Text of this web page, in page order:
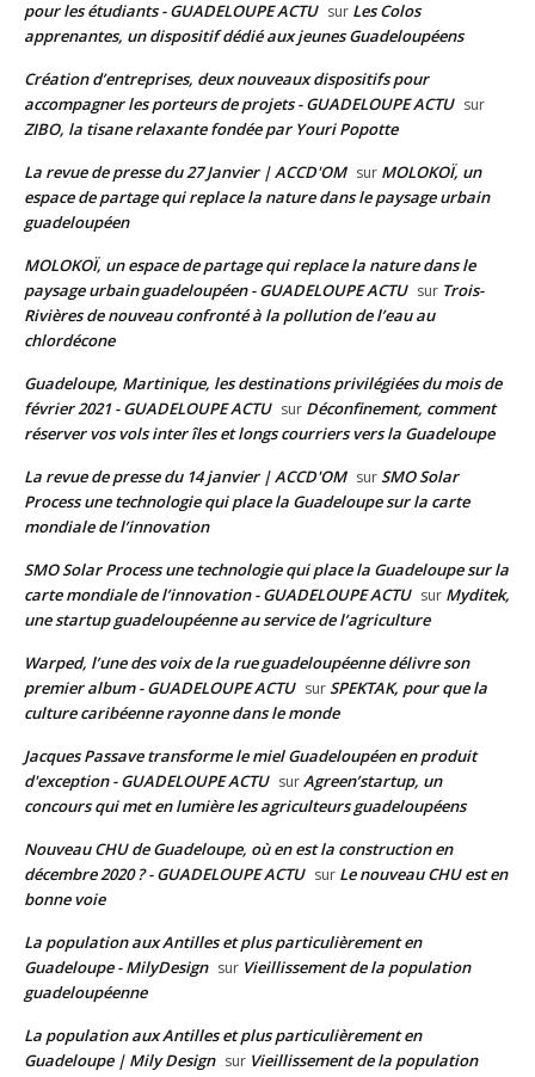
pour les étudiants - GUADELOUPE ACTU sur Les Colos
apprenantes, un dispositif dédié aux jeunes Guadeloupéens
Création d’entreprises, deux nouveaux dispositifs pour
accompagner les porteurs de projets - GUADELOUPE ACTU sur
ZIBO, la tisane relaxante fondée par Youri Popotte
La revue de presse du 27 Janvier | ACCD'OM sur MOLOKOÏ, un
espace de partage qui replace la nature dans le paysage urbain
guadeloupéen
MOLOKOÏ, un espace de partage qui replace la nature dans le
paysage urbain guadeloupéen - GUADELOUPE ACTU sur Trois-
Rivières de nouveau confronté à la pollution de l’eau au
chlordécone
Guadeloupe, Martinique, les destinations privilégiées du mois de
février 2021 - GUADELOUPE ACTU sur Déconfinement, comment
réserver vos vols inter îles et longs courriers vers la Guadeloupe
La revue de presse du 14 janvier | ACCD'OM surSMO Solar
Process une technologie qui place la Guadeloupe sur la carte
mondiale de l’innovation
SMO Solar Process une technologie qui place la Guadeloupe sur la
carte mondiale de l’innovation - GUADELOUPE ACTU sur Myditek,
une startup guadeloupéenne au service de l’agriculture
Warped, l’une des voix de la rue guadeloupéenne délivre son
premier album - GUADELOUPE ACTU surSPEKTAK, pour que la
culture caribéenne rayonne dans le monde
Jacques Passave transforme le miel Guadeloupéen en produit
d'exception - GUADELOUPE ACTU surAgreen’startup, un
concours qui met en lumière les agriculteurs guadeloupéens
Nouveau CHU de Guadeloupe, où en est la construction en
décembre 2020 ? - GUADELOUPE ACTU sur Le nouveau CHU est en
bonne voie
La population aux Antilles et plus particulièrement en
Guadeloupe - MilyDesign sur Vieillissement de la population
guadeloupéenne
La population aux Antilles et plus particulièrement en
Guadeloupe | Mily Design sur Vieillissement de la population